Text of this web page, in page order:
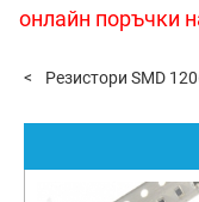
онлайн поръчки
Резистори SMD